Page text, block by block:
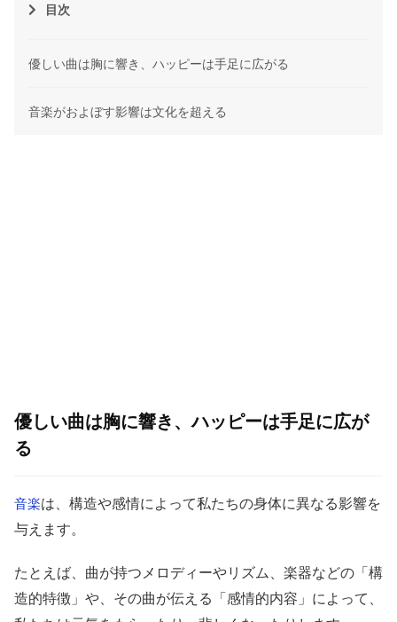
目次
優しい曲は胸に響き、ハッピーは手足に広がる
音楽がおよぼす影響は文化を超える
優しい曲は胸に響き、ハッピーは手足に広が
る
音楽は、構造や感情によって私たちの身体に異なる影響を
与えます。
たとえば、曲が持つメロディーやリズム、楽器などの「構
造的特徴」や、その曲が伝える「感情的内容」によって、